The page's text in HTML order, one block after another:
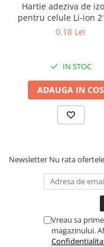
Hartie adeziva de
pentru celule Li-ion
set 100 bucati
0,18 Lei
IN STOC
ADAUGA IN COS
Newsletter Nu rata
Vreau sa
magazinului.